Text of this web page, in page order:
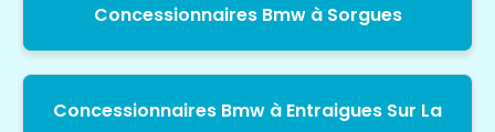
Concessionnaires Bmw à Sorgues
Concessionnaires Bmw à Entraigues Sur La